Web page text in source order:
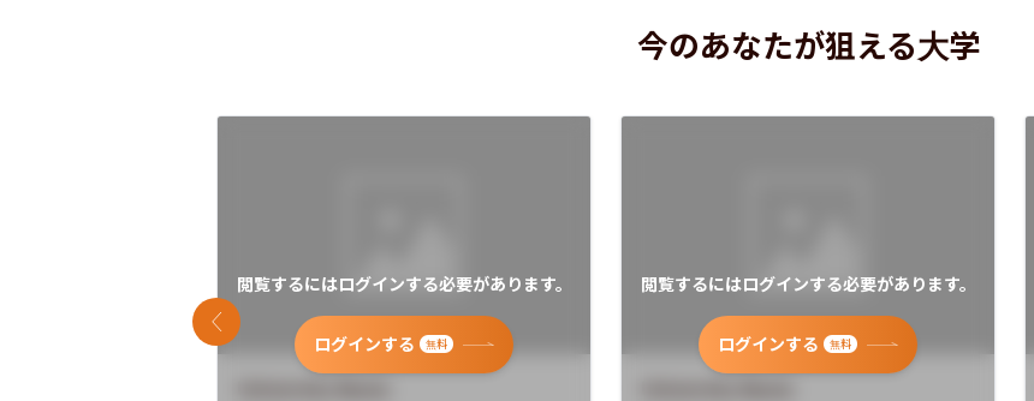
今のあなたが狙える大学
閲覧するにはログインする必要があります。
ログインする 無料
閲覧するにはログインする必要があります。
ログインする 無料
前のスライド